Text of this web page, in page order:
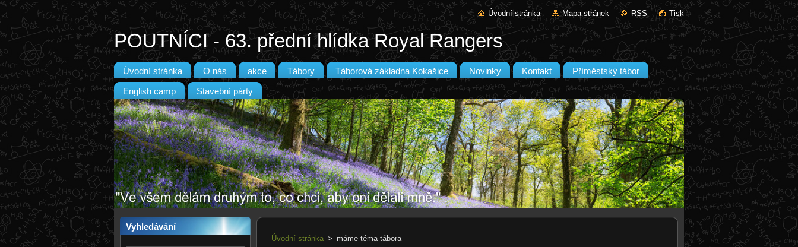
Úvodní stránka Mapa stránek RSS Tisk
POUTNÍCI - 63. přední hlídka Royal Rangers
Úvodní stránka O nás akce Tábory Táborová základna Kokašice Novinky Kontakt Příměstský tábor
English camp Stavební párty
Vyhledávání
Úvodní stránka > máme téma tábora